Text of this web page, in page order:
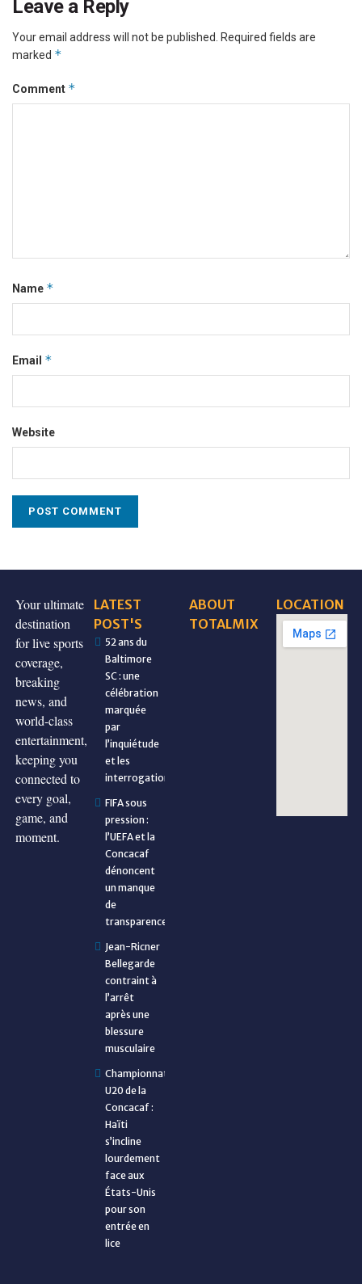
Leave a Reply
Your email address will not be published.
Required fields are
marked *
Comment *
Name *
Email *
Website
Your ultimate
destination
for live sports
coverage,
breaking
news, and
world-class
entertainment,
keeping you
connected to
every goal,
game, and
moment.
LATEST
POST'S
52 ans du
Baltimore
SC : une
célébration
marquée
par
l’inquiétude
et les
interrogations
FIFA sous
pression :
l’UEFA et la
Concacaf
dénoncent
un manque
de
transparence
Jean-Ricner
Bellegarde
contraint à
l’arrêt
après une
blessure
musculaire
Championnat
U20 de la
Concacaf :
Haïti
s’incline
lourdement
face aux
États-Unis
pour son
entrée en
lice
ABOUT
TOTALMIX
LOCATION